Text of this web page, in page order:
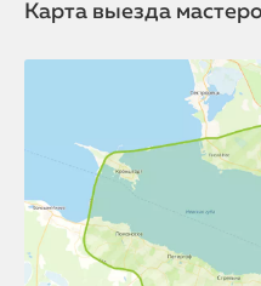
Карта выезда